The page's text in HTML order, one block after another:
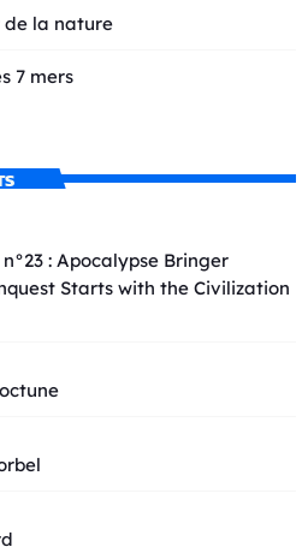
de la nature
7 mers
: Apocalypse Bringer
Starts with the Civilization